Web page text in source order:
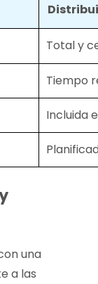
Total y
Tiempo
Incluida
una
a las